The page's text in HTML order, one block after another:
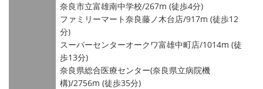
奈良市立富雄南中学校/267m (徒歩4分)
ファミリーマート奈良藤ノ木台店/917m (徒歩12
分)
スーパーセンターオークワ富雄中町店/1014m (徒
歩13分)
奈良県総合医療センター(奈良県立病院機
構)/2756m (徒歩35分)